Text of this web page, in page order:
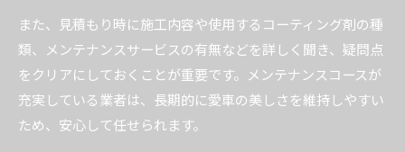
また、見積もり時に施工内容や使用するコーティング剤の種
類、メンテナンスサービスの有無などを詳しく聞き、疑問点
をクリアにしておくことが重要です。メンテナンスコースが
充実している業者は、長期的に愛車の美しさを維持しやすい
ため、安心して任せられます。